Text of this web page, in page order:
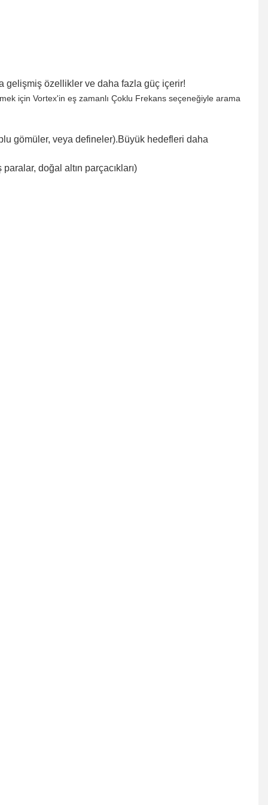
gelişmiş özellikler ve daha fazla güç içerir!
için Vortex'in eş zamanlı Çoklu Frekans seçeneğiyle arama
gömüler, veya defineler).Büyük hedefleri daha
doğal altın parçacıkları)